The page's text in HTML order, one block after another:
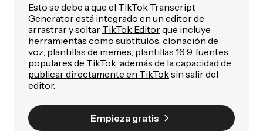
Esto se debe a que el TikTok Transcript
Generator está integrado en un editor de
arrastrar y soltar TikTok Editorque incluye
herramientas como subtítulos, clonación de
voz, plantillas de memes, plantillas 16:9, fuentes
populares de TikTok, además de la capacidad de
publicar directamente en TikToksin salir del
editor.
Empieza gratis